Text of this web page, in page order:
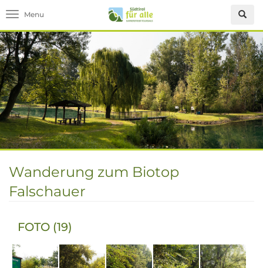
Toggle navigation
Wanderung zum Biotop
Falschauer
FOTO (19)